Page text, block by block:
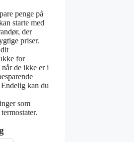
penge på
starte med
der
priser.
for
når de ikke er i
kan du
som